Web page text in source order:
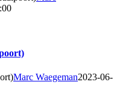
Marc Waegeman2023-06-